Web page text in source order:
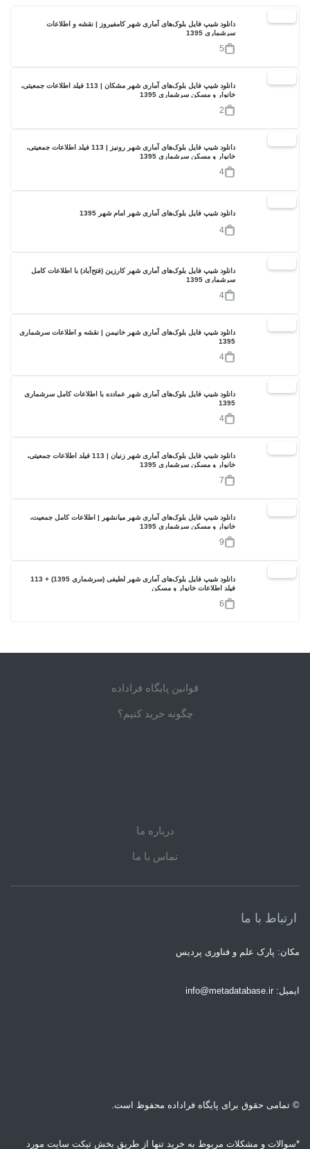
دانلود شیپ فایل بلوک‌های آماری شهر کامفیروز | نقشه و اطلاعات
سرشماری 1395
5
دانلود شیپ فایل بلوک‌های آماری شهر مشکان | 113 فیلد اطلاعات جمعیتی،
خانوار و مسکن سرشماری 1395
2
دانلود شیپ فایل بلوک‌های آماری شهر رونیز | 113 فیلد اطلاعات جمعیتی،
خانوار و مسکن سرشماری 1395
4
دانلود شیپ فایل بلوک‌های آماری شهر امام شهر 1395
4
دانلود شیپ فایل بلوک‌های آماری شهر کارزین (فتح‌آباد) با اطلاعات کامل
سرشماری 1395
4
دانلود شیپ فایل بلوک‌های آماری شهر خانیمن | نقشه و اطلاعات سرشماری
1395
4
دانلود شیپ فایل بلوک‌های آماری شهر عمادده با اطلاعات کامل سرشماری
1395
4
دانلود شیپ فایل بلوک‌های آماری شهر زنیان | 113 فیلد اطلاعات جمعیتی،
خانوار و مسکن سرشماری 1395
7
دانلود شیپ فایل بلوک‌های آماری شهر میانشهر | اطلاعات کامل جمعیت،
خانوار و مسکن سرشماری 1395
9
دانلود شیپ فایل بلوک‌های آماری شهر لطیفی (سرشماری 1395) + 113
فیلد اطلاعات خانوار و مسکن
6
قوانین پایگاه فراداده
چگونه خرید کنیم؟
درباره ما
تماس با ما
ارتباط با ما
مکان: پارک علم و فناوری پردیس
ایمیل: info@metadatabase.ir
© تمامی حقوق برای پایگاه فراداده محفوظ است.
*سوالات و مشکلات مربوط به خرید تنها از طریق بخش تیکت سایت مورد